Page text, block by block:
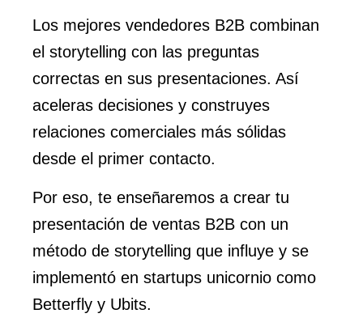
Los mejores vendedores B2B combinan
el storytelling con las preguntas
correctas en sus presentaciones. Así
aceleras decisiones y construyes
relaciones comerciales más sólidas
desde el primer contacto.
Por eso, te enseñaremos a crear tu
presentación de ventas B2B con un
método de storytelling que influye y se
implementó en startups unicornio como
Betterfly y Ubits.